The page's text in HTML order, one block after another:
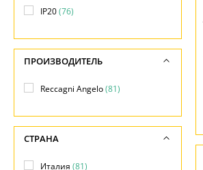
Длина, см
Сфера(1)
другая(5)
ПОВЕРХНОСТЬ
Золотой(28)
Коричневый(2)
МАТЕРИАЛ
Общая мощность ламп
-
Напряжение
-
IP20(76)
ПРОИЗВОДИТЕЛЬ
Reccagni Angelo(81)
СТРАНА
Италия (81)